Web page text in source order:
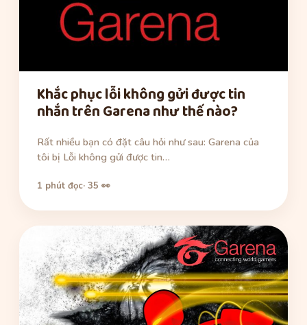
Khắc phục lỗi không gửi được tin
nhắn trên Garena như thế nào?
Rất nhiều bạn có đặt câu hỏi như sau: Garena của
tôi bị Lỗi không gửi được tin…
1 phút đọc· 35 👀